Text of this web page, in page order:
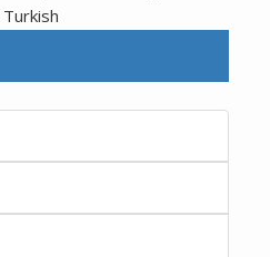
Turkish